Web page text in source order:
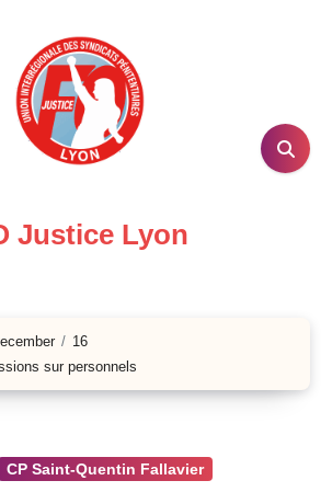
Justice Lyon
16
sur personnels
CP Saint-Quentin Fallavier